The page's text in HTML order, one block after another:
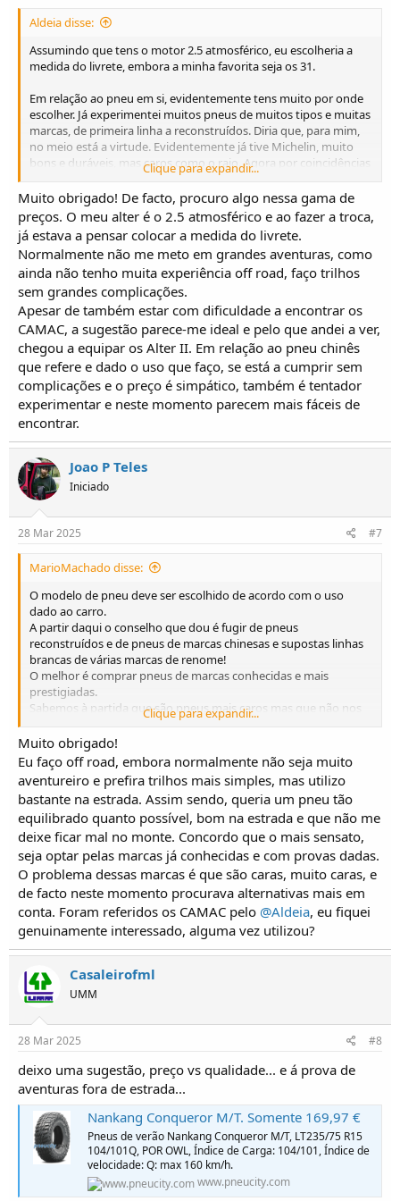
Aldeia disse:
Assumindo que tens o motor 2.5 atmosférico, eu escolheria a
medida do livrete, embora a minha favorita seja os 31.
Em relação ao pneu em si, evidentemente tens muito por onde
escolher. Já experimentei muitos pneus de muitos tipos e muitas
marcas, de primeira linha a reconstruídos. Diria que, para mim,
no meio está a virtude. Evidentemente já tive Michelin, muito
bons e duráveis, mas caros como o raio. Agora por coincidências
de vida tenho um (chinês) Ovation no eixo traseiro com piso MT
e não lhes posso apontar um único defeito. Aliás, montei-os
provisoriamente e já decidi que vou gastá-los até ao fim, pelo
menos enquanto não notar degradação no seu funcionamento.
Também tive CAMAC ( e ainda tenho num eixo), ouvi de tudo e
mais alguma coisa e sabes que mais? Excelentes em monte, piso
seco e molhado, adorei os pneus. Não notei nenhuma diferença
para os BF que tive. Só que (aparentemente) agora não fazem
na medida que quero e depois de esperar meio ano, tive que me
virar para outro lado (foi aí que tropecei nos chineses atrás
referidos).
Mas continuarão a ser opção no futuro seguramente.
Clique para expandir...
Muito obrigado! De facto, procuro algo nessa gama de
preços. O meu alter é o 2.5 atmosférico e ao fazer a troca,
já estava a pensar colocar a medida do livrete.
Normalmente não me meto em grandes aventuras, como
ainda não tenho muita experiência off road, faço trilhos
sem grandes complicações.
Apesar de também estar com dificuldade a encontrar os
CAMAC, a sugestão parece-me ideal e pelo que andei a ver,
chegou a equipar os Alter II. Em relação ao pneu chinês
que refere e dado o uso que faço, se está a cumprir sem
complicações e o preço é simpático, também é tentador
experimentar e neste momento parecem mais fáceis de
encontrar.
Joao P Teles
Iniciado
28 Mar 2025 #7
MarioMachado disse:
O modelo de pneu deve ser escolhido de acordo com o uso
dado ao carro.
A partir daqui o conselho que dou é fugir de pneus
reconstruídos e de pneus de marcas chinesas e supostas linhas
brancas de várias marcas de renome!
O melhor é comprar pneus de marcas conhecidas e mais
prestigiadas.
Sabemos à partida que são pneus.mais caros mas que não nos
deixam ficar mal nem completem a segurança do veículo!
Clique para expandir...
Muito obrigado!
Eu faço off road, embora normalmente não seja muito
aventureiro e prefira trilhos mais simples, mas utilizo
bastante na estrada. Assim sendo, queria um pneu tão
equilibrado quanto possível, bom na estrada e que não me
deixe ficar mal no monte. Concordo que o mais sensato,
seja optar pelas marcas já conhecidas e com provas dadas.
O problema dessas marcas é que são caras, muito caras, e
de facto neste momento procurava alternativas mais em
conta. Foram referidos os CAMAC pelo @Aldeia, eu fiquei
genuinamente interessado, alguma vez utilizou?
Casaleirofml
UMM
28 Mar 2025 #8
deixo uma sugestão, preço vs qualidade... e á prova de
aventuras fora de estrada...
Nankang Conqueror M/T. Somente 169,97 €
Pneus de verão Nankang Conqueror M/T, LT235/75 R15
104/101Q, POR OWL, Índice de Carga: 104/101, Índice de
velocidade: Q: max 160 km/h.
www.pneucity.com